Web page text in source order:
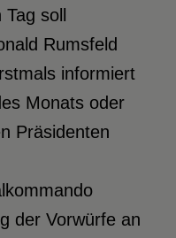
soll
Rumsfeld
informiert
Monats oder
Präsidenten
der Vorwürfe an